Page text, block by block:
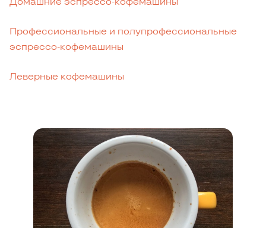
Профессиональные и полупрофессиональные
эспрессо-кофемашины
Леверные кофемашины